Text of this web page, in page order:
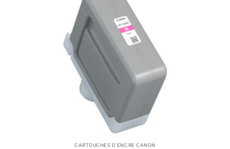
CARTOUCHES D'ENCRE CANON